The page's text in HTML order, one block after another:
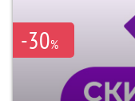
-30%